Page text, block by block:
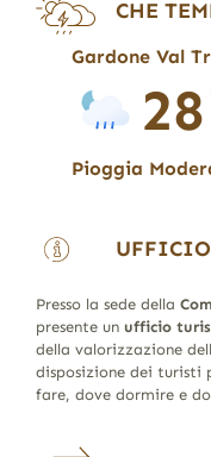
CHE
Gardone Val
28
Pioggia
Presso la sede della
presente un ufficio
della valorizzazione
disposizione dei turisti
fare, dove dormire e